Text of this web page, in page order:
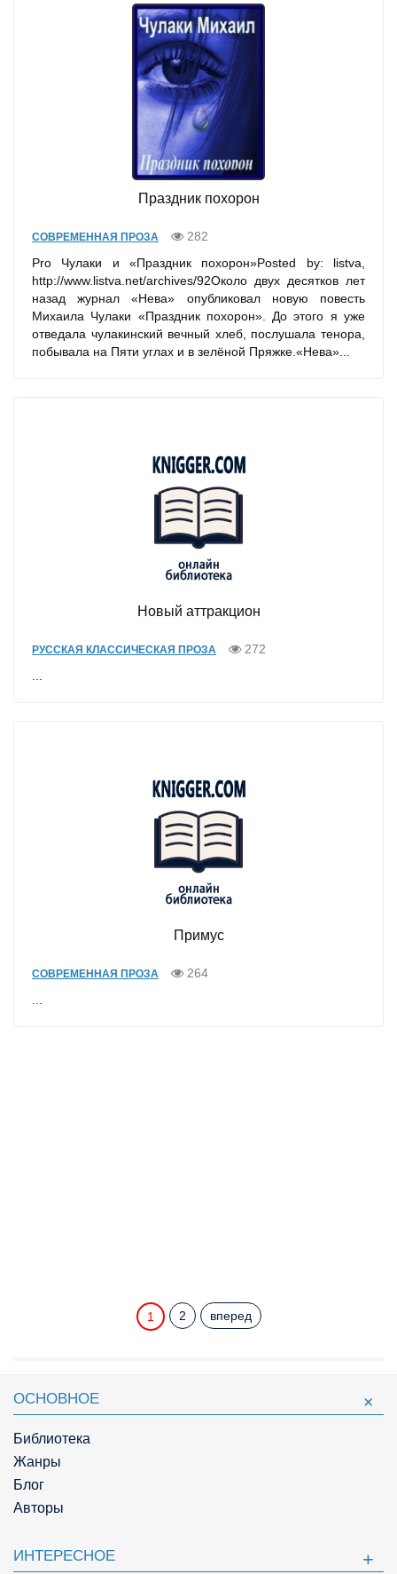
Праздник похорон
СОВРЕМЕННАЯ ПРОЗА
282
Pro Чулаки и «Праздник похорон»Posted by: listva,
http://www.listva.net/archives/92Около двух десятков лет
назад журнал «Нева» опубликовал новую повесть
Михаила Чулаки «Праздник похорон». До этого я уже
отведала чулакинский вечный хлеб, послушала тенора,
побывала на Пяти углах и в зелёной Пряжке.«Нева»...
Новый аттракцион
РУССКАЯ КЛАССИЧЕСКАЯ ПРОЗА
272
Примус
СОВРЕМЕННАЯ ПРОЗА
264
1 2 вперед
ОСНОВНОЕ
Библиотека
Жанры
Блог
Авторы
ИНТЕРЕСНОЕ